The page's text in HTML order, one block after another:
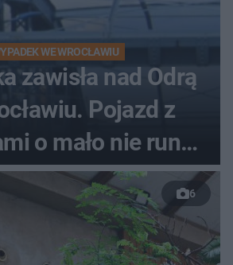
WE WROCŁAWIU
zawisła nad Odrą
Pojazd z
o mało nie runął
do rzeki
6